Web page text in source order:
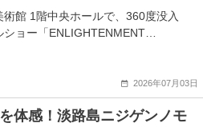
館 1階中央ホールで、360度没入
ョー「ENLIGHTENMENT…
2026年07月03日
体感！淡路島ニジゲンノモ